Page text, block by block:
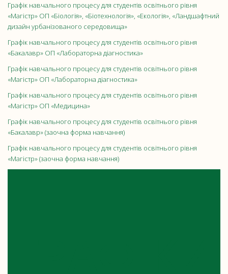
Графік навчального процесу для студентів освітнього рівня
«Магістр» ОП «Біологія», «Біотехнологія», «Екологія», «Ландшафтний
дизайн урбанізованого середовища»
Графік навчального процесу для студентів освітнього рівня
«Бакалавр» ОП «Лабораторна діагностика»
Графік навчального процесу для студентів освітнього рівня
«Магістр» ОП «Лабораторна діагностика»
Графік навчального процесу для студентів освітнього рівня
«Магістр» ОП «Медицина»
Графік навчального процесу для студентів освітнього рівня
«Бакалавр» (заочна форма навчання)
Графік навчального процесу для студентів освітнього рівня
«Магістр» (заочна форма навчання)